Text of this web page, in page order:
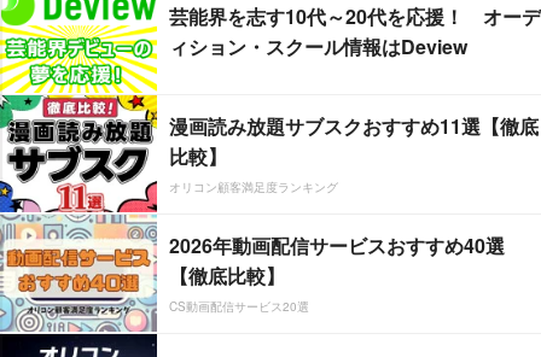
芸能界を志す10代～20代を応援！ オーデ
ィション・スクール情報はDeview
漫画読み放題サブスクおすすめ11選【徹底
比較】
オリコン顧客満足度ランキング
2026年動画配信サービスおすすめ40選
【徹底比較】
CS動画配信サービス20選